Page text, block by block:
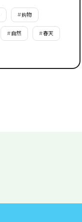
#购物
#自然 #春天